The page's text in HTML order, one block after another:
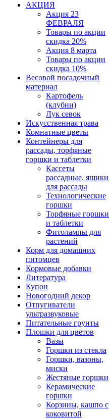
АКЦИЯ
Акция 23
ФЕВРАЛЯ
Товары по акции
скидка 20%
Акция 8 марта
Товары по акции
скидка 10%
Весовой посадочный
материал
Картофель
(клубни)
Лук севок
Искусственная трава
Комнатные цветы
Контейнеры для
рассады, торфяные
горшки и таблетки
Кассеты
рассадные, ящики
для рассады
Технологические
горшки
Торфяные горшки
и таблетки
Фитолампы для
растений
Корм для домашних
питомцев
Кормовые добавки
Литература
Купон
Новогодний декор
Отпугиватели
ультразвуковые
Питательные грунты
Плошки для цветов
Вазы
Горшки из стекла
Горшки, вазоны,
миски
Жестяные горшки
Керамические
горшки
Корзины, кашпо с
коковитой